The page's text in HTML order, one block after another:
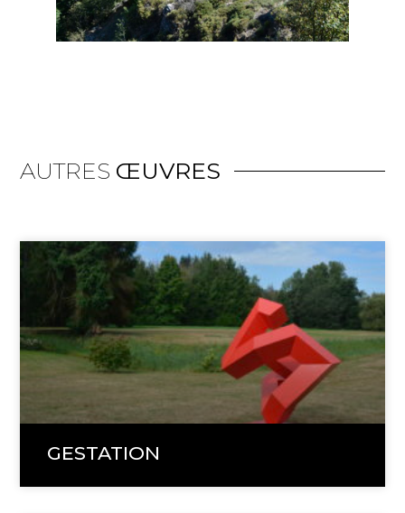
AUTRES ŒUVRES
GESTATION